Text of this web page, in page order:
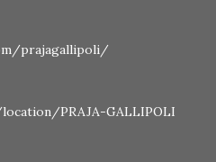
prajagallipoli/
PRAJA-GALLIPOLI